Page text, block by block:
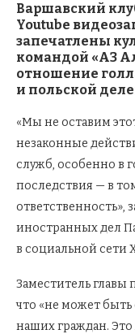
Варшавский
Youtube
запечатлены
командой «АЗ
отношение
и польской
«Мы не оставим
незаконные
служб, особенно в
последствия — в
ответственность»,
иностранных дел
в социальной сети
Заместитель главы
что «не может
наших граждан.